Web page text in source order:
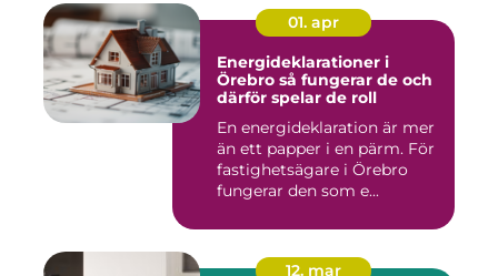
01. apr
Energideklarationer i
Örebro så fungerar de och
därför spelar de roll
En energideklaration är mer
än ett papper i en pärm. För
fastighetsägare i Örebro
fungerar den som e...
12. mar